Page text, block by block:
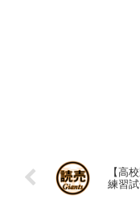
【高
練習